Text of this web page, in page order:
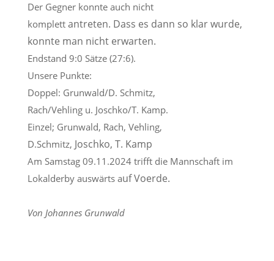
Der Gegner konnte auch nicht
komplett antreten. Dass es dann so klar wurde,
konnte man nicht erwarten.
Endstand 9:0 Sätze (27:6).
Unsere Punkte:
Doppel: Grunwald/D. Schmitz,
Rach/Vehling u. Joschko/T. Kamp.
Einzel; Grunwald, Rach, Vehling,
D.Schmitz, Joschko, T. Kamp
Am Samstag 09.11.2024 trifft die Mannschaft im
Lokalderby auswärts auf Voerde.
Von Johannes Grunwald